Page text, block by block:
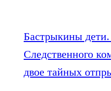
Бастрыкины
Следственного
двое тайных